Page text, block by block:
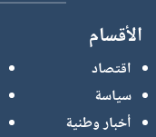
الأقسام
اقتصاد
سياسة
أخبار وطنية